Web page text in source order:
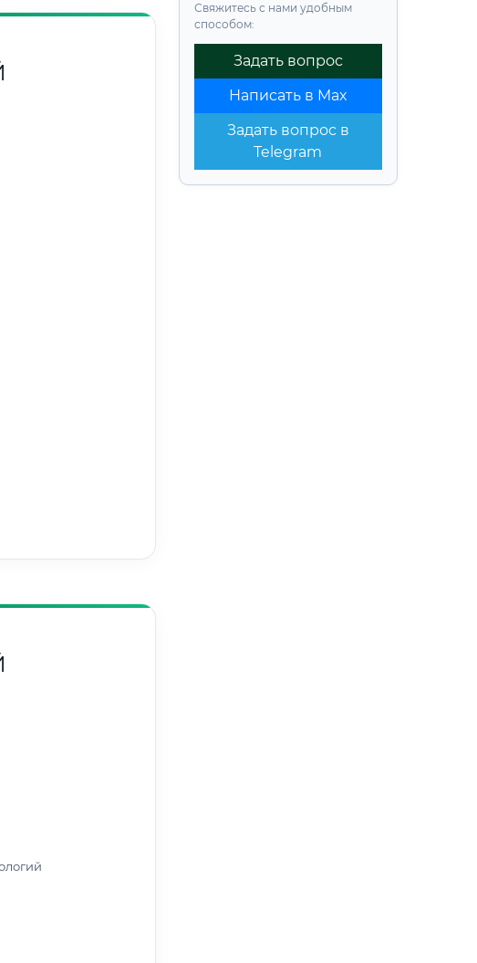
Свяжитесь с нами удобным
способом:
Задать вопрос
Написать в Max
Задать вопрос в
Telegram